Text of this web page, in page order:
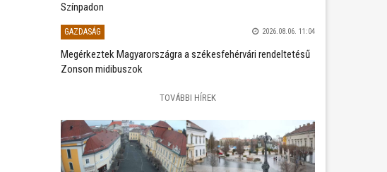
Színpadon
GAZDASÁG 2026.08.06. 11:04
Megérkeztek Magyarországra a székesfehérvári rendeltetésű
Zonson midibuszok
TOVÁBBI HÍREK